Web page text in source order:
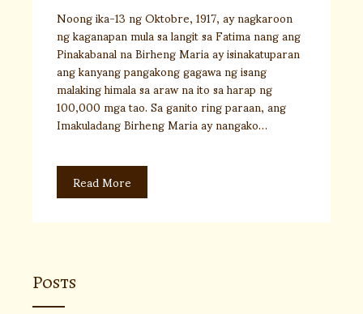
Noong ika-13 ng Oktobre, 1917, ay nagkaroon
ng kaganapan mula sa langit sa Fatima nang ang
Pinakabanal na Birheng Maria ay isinakatuparan
ang kanyang pangakong gagawa ng isang
malaking himala sa araw na ito sa harap ng
100,000 mga tao. Sa ganito ring paraan, ang
Imakuladang Birheng Maria ay nangako…
Read More
Posts